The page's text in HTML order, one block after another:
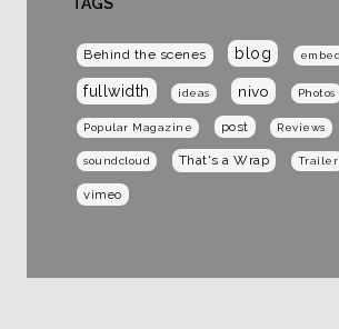
Behind the scenes blog embed
fullwidth ideas nivo Photos
Popular Magazine post Reviews
soundcloud That's a Wrap Trailer
vimeo